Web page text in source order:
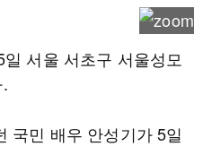
서울 서초구 서울성모
국민 배우 안성기가 5일